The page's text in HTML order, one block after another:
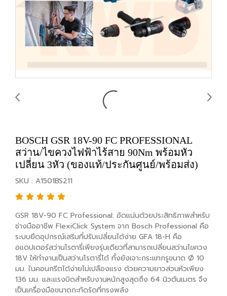
BOSCH GSR 18V-90 FC PROFESSIONAL
สว่าน/ไขควงไฟฟ้าไร้สาย 90Nm พร้อมหัว
เปลี่ยน 3หัว (ของแท้/ประกันศูนย์/พร้อมส่ง)
SKU : A1501BS211
GSR 18V-90 FC Professional: อัดแน่นด้วยประสิทธิภาพสำหรับ
ช่างมืออาชีพ FlexiClick System จาก Bosch Professional คือ
ระบบยึดอุปกรณ์เสริมที่ปรับเปลี่ยนได้ง่าย GFA 18-H คือ
อแดปเตอร์สว่านโรตารี่เพียงรุ่นเดียวที่สามารถเปลี่ยนสว่านไขควง
18V ให้ทำงานเป็นสว่านโรตารี่ได้ ทั้งยังเจาะกระแทกรูขนาด Ø 10
มม. ในคอนกรีตได้ง่ายไม่เปลืองแรง ด้วยความยาวส่วนหัวเพียง
136 มม. และแรงบิดสำหรับงานหนักสูงสุดถึง 64 นิวตันเมตร จึง
เป็นเครื่องมือขนาดกะทัดรัดที่ทรงพลัง